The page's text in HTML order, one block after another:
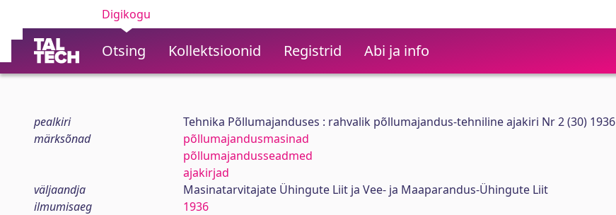
Digikogu
Otsing Kollektsioonid Registrid Abi ja info
pealkiri
Tehnika Põllumajanduses : rahvalik põllumajandus-tehniline ajakiri Nr 2 (30) 1936
märksõnad
põllumajandusmasinad
põllumajandusseadmed
ajakirjad
väljaandja
Masinatarvitajate Ühingute Liit ja Vee- ja Maaparandus-Ühingute Liit
ilmumisaeg
1936